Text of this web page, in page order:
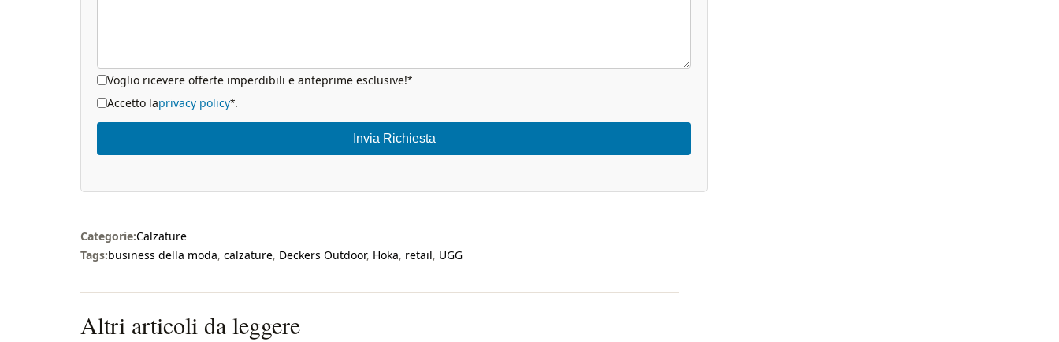
Voglio ricevere offerte imperdibili e anteprime esclusive!*
Accetto laprivacy policy*.
Invia Richiesta
Categorie:Calzature
Tags:business della moda, calzature, Deckers Outdoor, Hoka, retail, UGG
Altri articoli da leggere